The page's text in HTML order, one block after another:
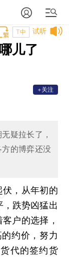
试听
T中
儿了
+关注
疑拉长了，
的博弈还没
，从年初的
跌势凶猛出
户的选择，
约价，努力
代的签约货